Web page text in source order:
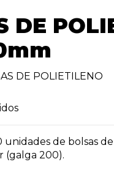
DE
DE POLIETILENO
unidades de bolsas
(galga 200).